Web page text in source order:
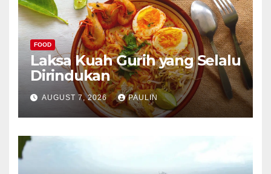
FOOD
Laksa Kuah Gurih yang Selalu
Dirindukan
AUGUST 7, 2026 PAULIN